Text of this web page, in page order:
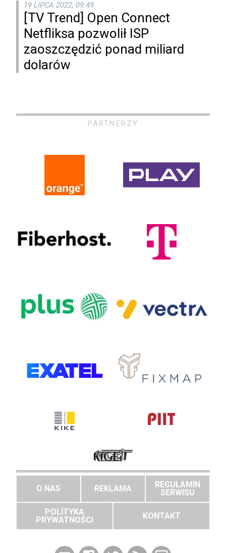
19 LIPCA 2022, 09:49
[TV Trend] Open Connect
Netfliksa pozwolił ISP
zaoszczędzić ponad miliard
dolarów
PARTNERZY
O NAS REKLAMA
REGULAMIN
SERWISU
POLITYKA
PRYWATNOŚCI
KONTAKT